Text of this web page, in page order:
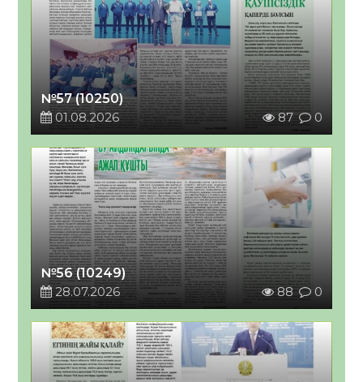
№57 (10250)
01.08.2026
87 0
№56 (10249)
28.07.2026
88 0